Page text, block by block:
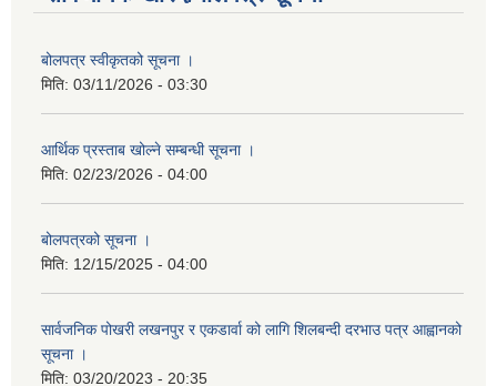
बोलपत्र स्वीकृतको सूचना ।
मिति: 03/11/2026 - 03:30
आर्थिक प्रस्ताब खोल्ने सम्बन्धी सूचना ।
मिति: 02/23/2026 - 04:00
बोलपत्रको सूचना ।
मिति: 12/15/2025 - 04:00
सार्वजनिक पोखरी लखनपुर र एकडार्वा को लागि शिलबन्दी दरभाउ पत्र आह्वानको
सूचना ।
मिति: 03/20/2023 - 20:35